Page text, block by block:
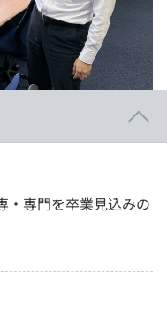
・専門を卒業見込みの